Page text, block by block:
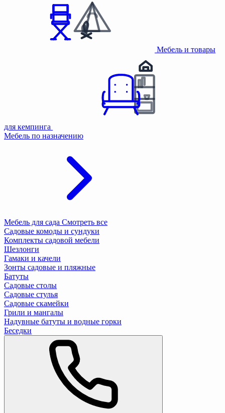
Мебель и товары
для кемпинга
Мебель по назначению
Мебель для сада Смотреть все
Садовые комоды и сундуки
Комплекты садовой мебели
Шезлонги
Гамаки и качели
Зонты садовые и пляжные
Батуты
Садовые столы
Садовые стулья
Садовые скамейки
Грили и мангалы
Надувные батуты и водные горки
Беседки